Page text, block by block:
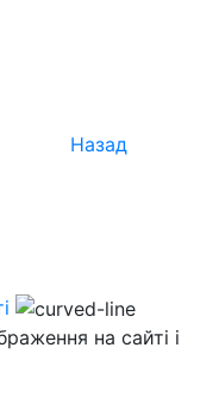
Назад
на сайті і